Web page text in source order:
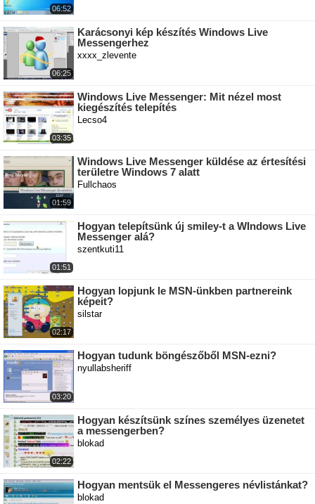
06:52
06:25
Karácsonyi kép készítés Windows Live
Messengerhez
xxxx_zlevente
03:35
Windows Live Messenger: Mit nézel most
kiegészítés telepítés
Lecso4
01:59
Windows Live Messenger küldése az értesítési
területre Windows 7 alatt
Fullchaos
01:51
Hogyan telepítsünk új smiley-t a WIndows Live
Messenger alá?
szentkuti11
02:17
Hogyan lopjunk le MSN-ünkben partnereink
képeit?
silstar
03:20
Hogyan tudunk böngészőből MSN-ezni?
nyullabsheriff
02:22
Hogyan készítsünk színes személyes üzenetet
a messengerben?
blokad
Hogyan mentsük el Messengeres névlistánkat?
blokad